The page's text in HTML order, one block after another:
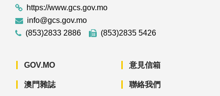
https://www.gcs.gov.mo
info@gcs.gov.mo
(853)2833 2886
(853)2835 5426
GOV.MO
澳門雜誌
意見信箱
聯絡我們